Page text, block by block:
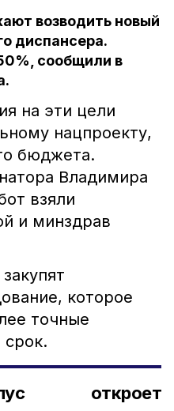
возводить новый
диспансера.
сообщили в
на эти цели
нацпроекту,
бюджета.
Владимира
взяли
и минздрав
которое
точные
срок.
откроет